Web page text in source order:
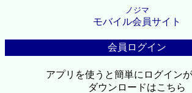
ノジマ
モバイル会員サイト
会員ログイン
アプリを使うと簡単にログイン
ダウンロードはこちら